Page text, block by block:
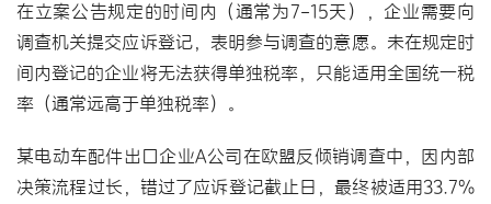
在立案公告规定的时间内（通常为7-15天），企业需要向
调查机关提交应诉登记，表明参与调查的意愿。未在规定时
间内登记的企业将无法获得单独税率 ，只能适用全国统一税
率（通常远高于单独税率）。
某电动车配件出口企业A公司在欧盟反倾销调查中，因内部
决策流程过长，错过了应诉登记截止日，最终被适用33.7%